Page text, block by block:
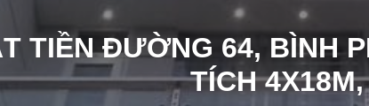
TIỀN ĐƯỜNG 64, BÌNH
TÍCH